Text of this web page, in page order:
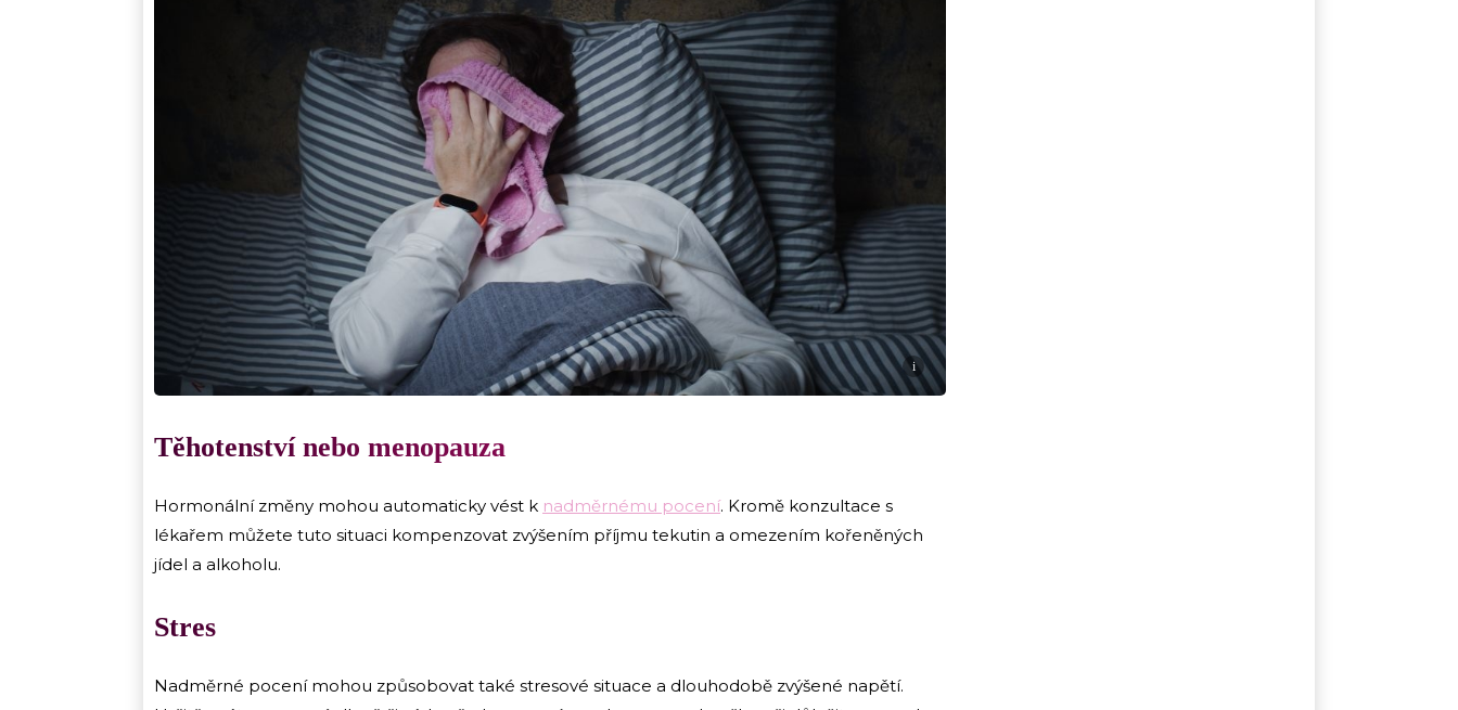
i
Těhotenství nebo menopauza
Hormonální změny mohou automaticky vést k nadměrnému pocení. Kromě konzultace s
lékařem můžete tuto situaci kompenzovat zvýšením příjmu tekutin a omezením kořeněných
jídel a alkoholu.
Stres
Nadměrné pocení mohou způsobovat také stresové situace a dlouhodobě zvýšené napětí.